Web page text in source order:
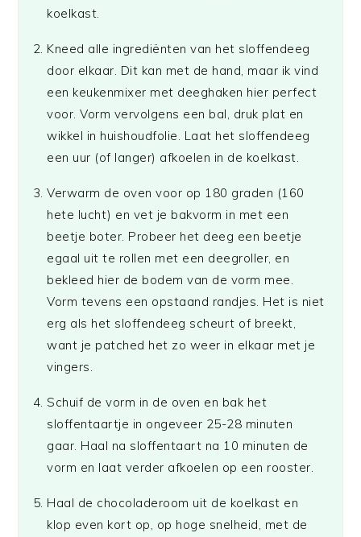
koelkast.
Kneed alle ingrediënten van het sloffendeeg
door elkaar. Dit kan met de hand, maar ik vind
een keukenmixer met deeghaken hier perfect
voor. Vorm vervolgens een bal, druk plat en
wikkel in huishoudfolie. Laat het sloffendeeg
een uur (of langer) afkoelen in de koelkast.
Verwarm de oven voor op 180 graden (160
hete lucht) en vet je bakvorm in met een
beetje boter. Probeer het deeg een beetje
egaal uit te rollen met een deegroller, en
bekleed hier de bodem van de vorm mee.
Vorm tevens een opstaand randjes. Het is niet
erg als het sloffendeeg scheurt of breekt,
want je patched het zo weer in elkaar met je
vingers.
Schuif de vorm in de oven en bak het
sloffentaartje in ongeveer 25-28 minuten
gaar. Haal na sloffentaart na 10 minuten de
vorm en laat verder afkoelen op een rooster.
Haal de chocoladeroom uit de koelkast en
klop even kort op, op hoge snelheid, met de